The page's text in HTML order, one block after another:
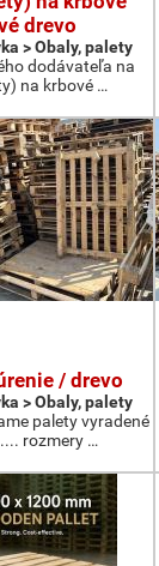
drevo
> Obaly, palety
dodávateľa na
na krbové …
/ drevo
> Obaly, palety
palety vyradené
rozmery …